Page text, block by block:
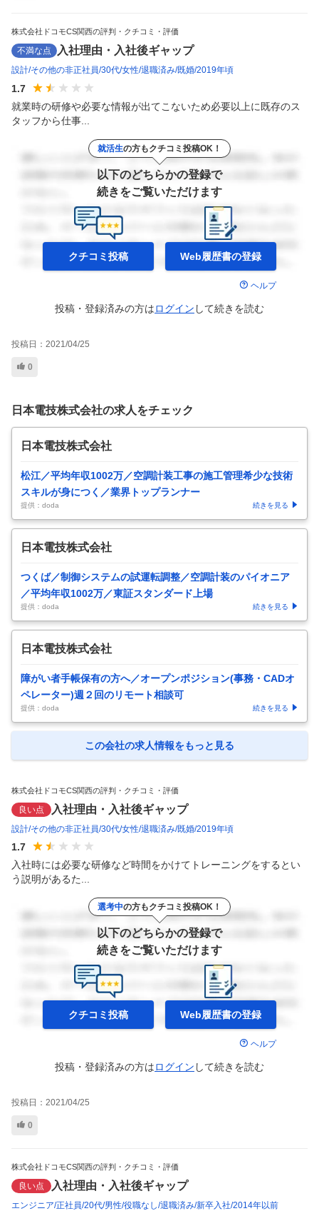
株式会社ドコモCS関西の評判・クチコミ・評価
不満な点 入社理由・入社後ギャップ
設計 その他の非正社員 30代 女性 退職済み 既婚 2019年頃
1.7
就業時の研修や必要な情報が出てこないため必要以上に既存のス
タッフから仕事...
就活生の方もクチコミ投稿OK！
以下のどちらかの登録で
続きをご覧いただけます
クチコミ投稿 Web履歴書の登録
ヘルプ
投稿・登録済みの方はログイン して続きを読む
投稿日： 2021/04/25
0
日本電技株式会社の求人をチェック
日本電技株式会社
松江／平均年収1002万／空調計装工事の施工管理希少な技術
スキルが身につく／業界トップランナー
提供：doda 続きを見る
日本電技株式会社
つくば／制御システムの試運転調整／空調計装のパイオニア
／平均年収1002万／東証スタンダード上場
提供：doda 続きを見る
日本電技株式会社
障がい者手帳保有の方へ／オープンポジション(事務・CADオ
ペレーター)週２回のリモート相談可
提供：doda 続きを見る
この会社の求人情報をもっと見る
株式会社ドコモCS関西の評判・クチコミ・評価
良い点 入社理由・入社後ギャップ
設計 その他の非正社員 30代 女性 退職済み 既婚 2019年頃
1.7
入社時には必要な研修など時間をかけてトレーニングをするとい
う説明があるた...
選考中の方もクチコミ投稿OK！
以下のどちらかの登録で
続きをご覧いただけます
クチコミ投稿 Web履歴書の登録
ヘルプ
投稿・登録済みの方はログイン して続きを読む
投稿日： 2021/04/25
0
株式会社ドコモCS関西の評判・クチコミ・評価
良い点 入社理由・入社後ギャップ
エンジニア 正社員 20代 男性 役職なし 退職済み 新卒入社 2014年以前